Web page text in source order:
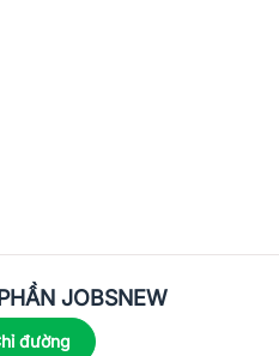
JOBSNEW
đường